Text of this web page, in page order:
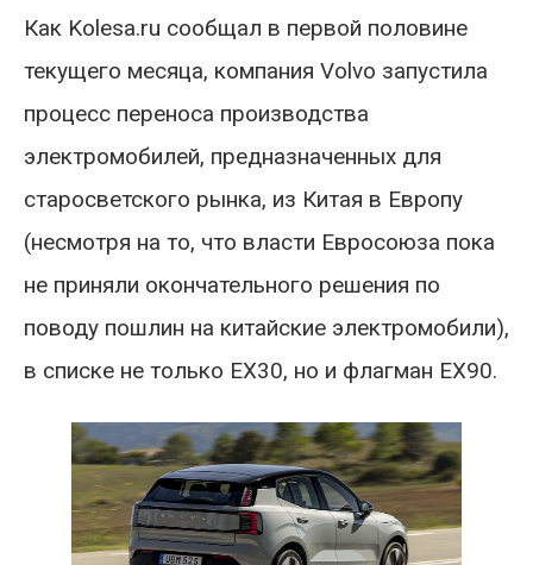
Как Kolesa.ru сообщал в первой половине
текущего месяца, компания Volvo запустила
процесс переноса производства
электромобилей, предназначенных для
старосветского рынка, из Китая в Европу
(несмотря на то, что власти Евросоюза пока
не приняли окончательного решения по
поводу пошлин на китайские электромобили),
в списке не только EX30, но и флагман EX90.